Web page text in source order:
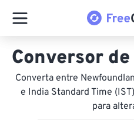
Conversor
Converta entre
e India Standard Time
para